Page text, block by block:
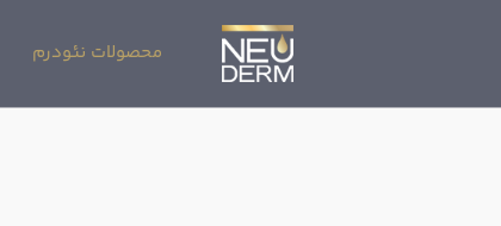
محصولات نئودرم